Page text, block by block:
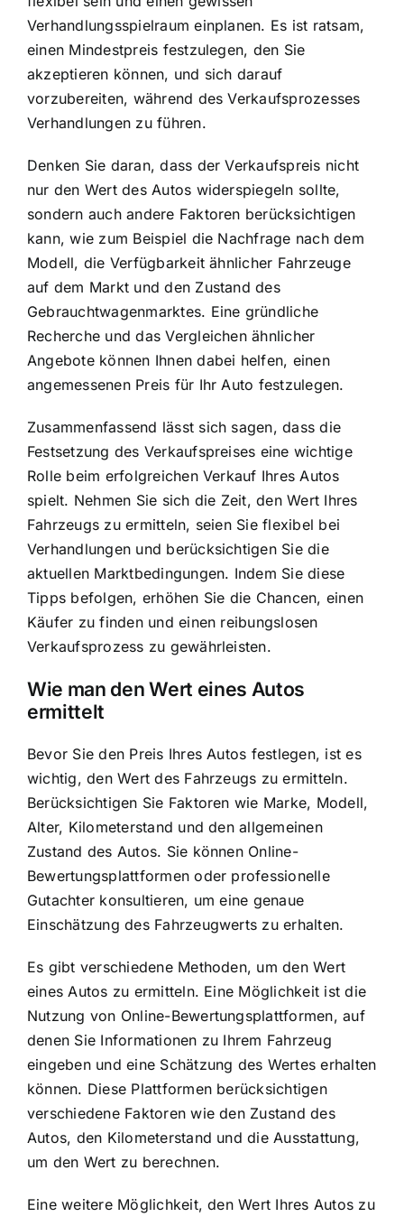
Verhandlungsspielraum einplanen. Es ist ratsam,
einen Mindestpreis festzulegen, den Sie
akzeptieren können, und sich darauf
vorzubereiten, während des Verkaufsprozesses
Verhandlungen zu führen.
Denken Sie daran, dass der Verkaufspreis nicht
nur den Wert des Autos widerspiegeln sollte,
sondern auch andere Faktoren berücksichtigen
kann, wie zum Beispiel die Nachfrage nach dem
Modell, die Verfügbarkeit ähnlicher Fahrzeuge
auf dem Markt und den Zustand des
Gebrauchtwagenmarktes. Eine gründliche
Recherche und das Vergleichen ähnlicher
Angebote können Ihnen dabei helfen, einen
angemessenen Preis für Ihr Auto festzulegen.
Zusammenfassend lässt sich sagen, dass die
Festsetzung des Verkaufspreises eine wichtige
Rolle beim erfolgreichen Verkauf Ihres Autos
spielt. Nehmen Sie sich die Zeit, den Wert Ihres
Fahrzeugs zu ermitteln, seien Sie flexibel bei
Verhandlungen und berücksichtigen Sie die
aktuellen Marktbedingungen. Indem Sie diese
Tipps befolgen, erhöhen Sie die Chancen, einen
Käufer zu finden und einen reibungslosen
Verkaufsprozess zu gewährleisten.
Wie man den Wert eines Autos
ermittelt
Bevor Sie den Preis Ihres Autos festlegen, ist es
wichtig, den Wert des Fahrzeugs zu ermitteln.
Berücksichtigen Sie Faktoren wie Marke, Modell,
Alter, Kilometerstand und den allgemeinen
Zustand des Autos. Sie können Online-
Bewertungsplattformen oder professionelle
Gutachter konsultieren, um eine genaue
Einschätzung des Fahrzeugwerts zu erhalten.
Es gibt verschiedene Methoden, um den Wert
eines Autos zu ermitteln. Eine Möglichkeit ist die
Nutzung von Online-Bewertungsplattformen, auf
denen Sie Informationen zu Ihrem Fahrzeug
eingeben und eine Schätzung des Wertes erhalten
können. Diese Plattformen berücksichtigen
verschiedene Faktoren wie den Zustand des
Autos, den Kilometerstand und die Ausstattung,
um den Wert zu berechnen.
Eine weitere Möglichkeit, den Wert Ihres Autos zu